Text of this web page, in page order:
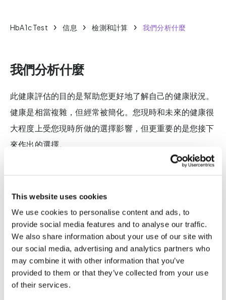
This website uses cookies
We use cookies to personalise content and ads, to
provide social media features and to analyse our traffic.
We also share information about your use of our site with
our social media, advertising and analytics partners who
may combine it with other information that you’ve
provided to them or that they’ve collected from your use
of their services.
HbA1c Test 信息 檢測和計算 我們分析什麼
我們分析什麼
此健康評估的目的是幫助您更好地了解自己的健康狀況。
健康是相當複雜，但經常被簡化。您現時和未來的健康很
大程度上受您現時所做的選擇影響，但更重要的是您接下
來作出的選擇。